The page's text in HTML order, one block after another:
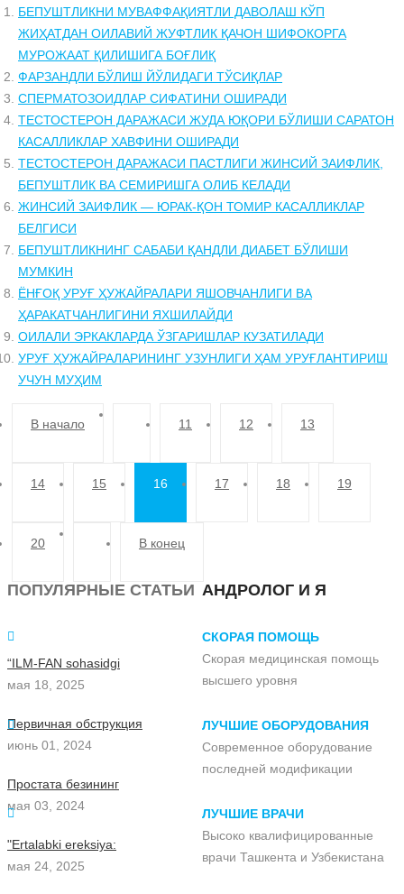
БЕПУШТЛИКНИ МУВАФФАҚИЯТЛИ ДАВОЛАШ КЎП
ЖИҲАТДАН ОИЛАВИЙ ЖУФТЛИК ҚАЧОН ШИФОКОРГА
МУРОЖААТ ҚИЛИШИГА БОҒЛИҚ
ФАРЗАНДЛИ БЎЛИШ ЙЎЛИДАГИ ТЎСИҚЛАР
СПЕРМАТОЗОИДЛАР СИФАТИНИ ОШИРАДИ
ТЕСТОСТЕРОН ДАРАЖАСИ ЖУДА ЮҚОРИ БЎЛИШИ САРАТОН
КАСАЛЛИКЛАР ХАВФИНИ ОШИРАДИ
ТЕСТОСТЕРОН ДАРАЖАСИ ПАСТЛИГИ ЖИНСИЙ ЗАИФЛИК,
БЕПУШТЛИК ВА СЕМИРИШГА ОЛИБ КЕЛАДИ
ЖИНСИЙ ЗАИФЛИК — ЮРАК-ҚОН ТОМИР КАСАЛЛИКЛАР
БЕЛГИСИ
БЕПУШТЛИКНИНГ САБАБИ ҚАНДЛИ ДИАБЕТ БЎЛИШИ
МУМКИН
ЁНҒОҚ УРУҒ ҲУЖАЙРАЛАРИ ЯШОВЧАНЛИГИ ВА
ҲАРАКАТЧАНЛИГИНИ ЯХШИЛАЙДИ
ОИЛАЛИ ЭРКАКЛАРДА ЎЗГАРИШЛАР КУЗАТИЛАДИ
УРУҒ ҲУЖАЙРАЛАРИНИНГ УЗУНЛИГИ ҲАМ УРУҒЛАНТИРИШ
УЧУН МУҲИМ
В начало 11 12 13
14 15 16 17 18 19
20 В конец
ПОПУЛЯРНЫЕ СТАТЬИ
“ILM-FAN sohasidgi
мая 18, 2025
Первичная обструкция
июнь 01, 2024
Простата безининг
мая 03, 2024
"Ertalabki ereksiya:
мая 24, 2025
АНДРОЛОГ И Я
СКОРАЯ ПОМОЩЬ
Скорая медицинская помощь
высшего уровня
ЛУЧШИЕ ОБОРУДОВАНИЯ
Современное оборудование
последней модификации
ЛУЧШИЕ ВРАЧИ
Высоко квалифицированные
врачи Ташкента и Узбекистана